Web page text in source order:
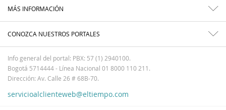
MÁS INFORMACIÓN
CONOZCA NUESTROS PORTALES
Info general del portal: PBX: 57 (1) 2940100.
Bogotá 5714444 - Línea Nacional 01 8000 110 211.
Dirección: Av. Calle 26 # 68B-70.
servicioalclienteweb@eltiempo.com